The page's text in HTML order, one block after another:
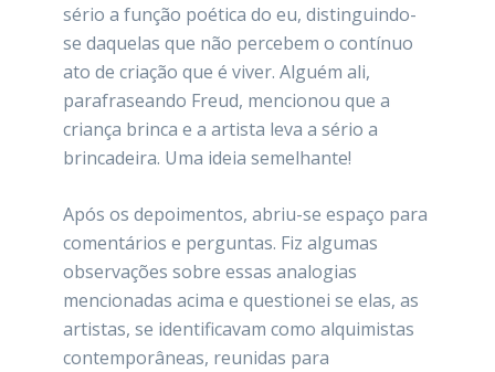
sério a função poética do eu, distinguindo-
se daquelas que não percebem o contínuo
ato de criação que é viver. Alguém ali,
parafraseando Freud, mencionou que a
criança brinca e a artista leva a sério a
brincadeira. Uma ideia semelhante!
Após os depoimentos, abriu-se espaço para
comentários e perguntas. Fiz algumas
observações sobre essas analogias
mencionadas acima e questionei se elas, as
artistas, se identificavam como alquimistas
contemporâneas, reunidas para